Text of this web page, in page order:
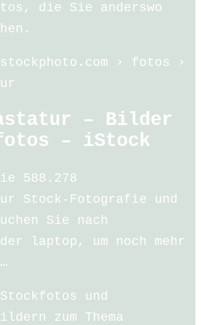
die Sie anderswo
› fotos ›
– Bilder
– iStock
588.278
Stock-Fotografie und
Sie nach
laptop, um noch mehr
und
zum Thema